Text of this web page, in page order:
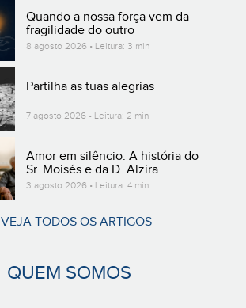
Quando a nossa força vem da
fragilidade do outro
8 agosto 2026 • Leitura: 3 min
Partilha as tuas alegrias
7 agosto 2026 • Leitura: 2 min
Amor em silêncio. A história do
Sr. Moisés e da D. Alzira
3 agosto 2026 • Leitura: 4 min
VEJA TODOS OS ARTIGOS
QUEM SOMOS